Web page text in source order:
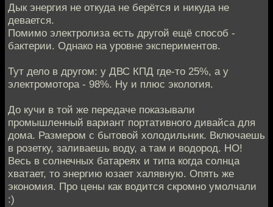
Дык энергия не откуда не берётся и никуда не
девается.
Помимо электролиза есть другой ещё способ -
бактерии. Однако на уровне экспериментов.
Тут дело в другом: у ДВС КПД где-то 25%, а у
электромотора - 98%. Ну и плюс экология.
До кучи в той же передаче показывали
промышленный вариант портативного дивайса для
дома. Размером с бытовой холодильник. Включаешь
в розетку, заливаешь воду, а там и водород. НО!
Весь в солнечных батареях и типа когда солнца
хватает, то энергию юзает халявную. Опять же
экономия. Про цены как водится скромно умолчали
:)